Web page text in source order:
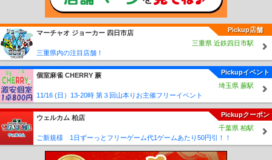
Pickup店舗
マーチャオ ジョーカー 四日市店
三重県 近鉄四日市駅
三重県内の注目店舗！
Pickupイベント
個室麻雀 CHERRY 蕨
埼玉県 蕨駅
11/16 (日）13-20時 第３回山本りお主催フリーイベント
Pickupクーポン
ウェルカム 柏店
千葉県 柏駅
ご新規様 1日ずーっとフリーゲーム代1ゲームあたり50円引！！